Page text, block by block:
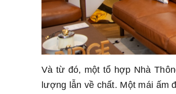
Và từ đó, một tổ hợp Nhà
lượng lẫn về chất. Một mái ấm